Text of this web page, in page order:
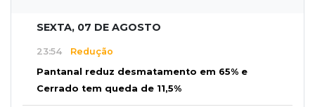
SEXTA, 07 DE AGOSTO
23:54 Redução
Pantanal reduz desmatamento em 65% e
Cerrado tem queda de 11,5%